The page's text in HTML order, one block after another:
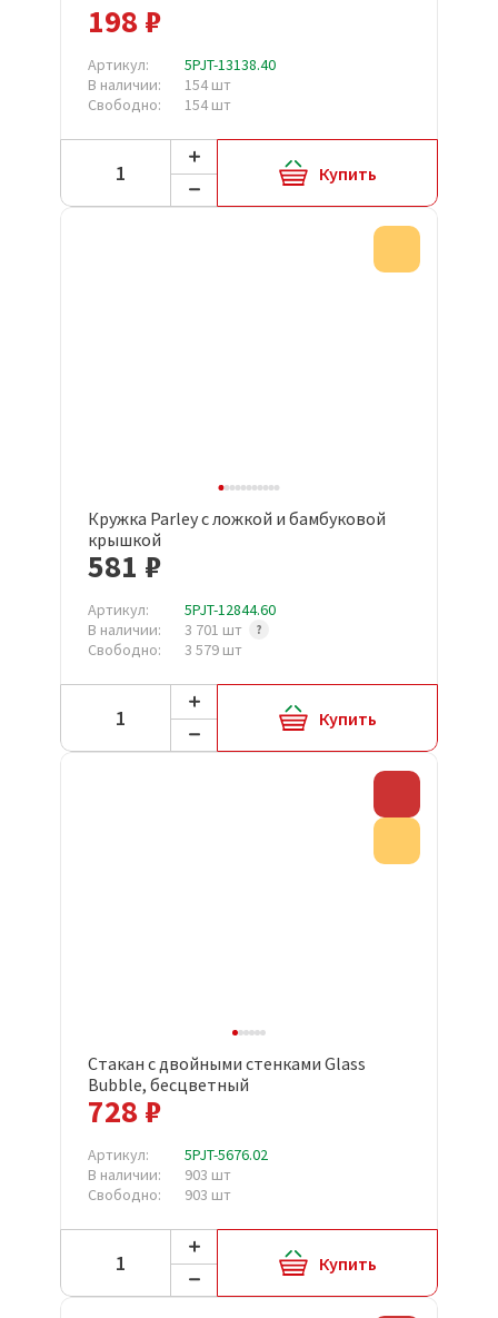
198 ₽
Артикул:
5PJT-13138.40
В наличии:
154 шт
Свободно:
154 шт
Купить
Кружка Parley с ложкой и бамбуковой
крышкой
581 ₽
Артикул:
5PJT-12844.60
В наличии:
3 701 шт
Свободно:
3 579 шт
Купить
Стакан с двойными стенками Glass
Bubble, бесцветный
728 ₽
Артикул:
5PJT-5676.02
В наличии:
903 шт
Свободно:
903 шт
Купить